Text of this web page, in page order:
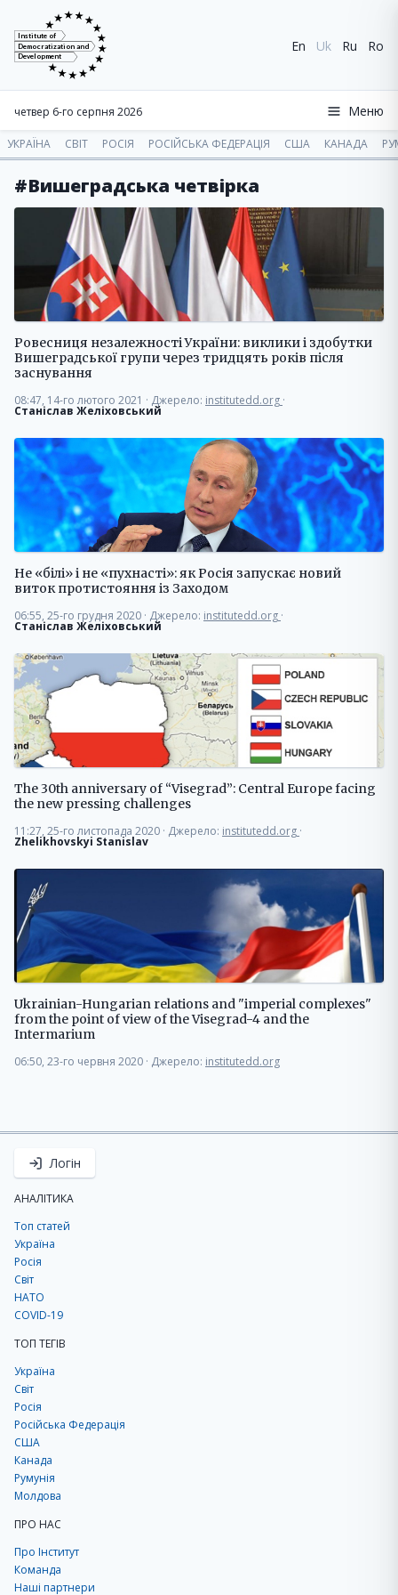
Institute of
Democratization and
Development
En Uk Ru Ro
четвер 6-го серпня 2026 Меню
УКРАЇНА СВІТ РОСІЯ РОСІЙСЬКА ФЕДЕРАЦІЯ США КАНАДА
#Вишеградська четвірка
Ровесниця незалежності України: виклики і здобутки
Вишеградської групи через тридцять років після
заснування
08:47, 14-го лютого 2021 · Джерело: institutedd.org ·
Станіслав Желіховський
Не «білі» і не «пухнасті»: як Росія запускає новий
виток протистояння із Заходом
06:55, 25-го грудня 2020 · Джерело: institutedd.org ·
Станіслав Желіховський
The 30th anniversary of “Visegrad”: Central Europe facing
the new pressing challenges
11:27, 25-го листопада 2020 · Джерело: institutedd.org ·
Zhelikhovskyi Stanislav
Ukrainian-Hungarian relations and "imperial complexes"
from the point of view of the Visegrad-4 and the
Intermarium
06:50, 23-го червня 2020 · Джерело: institutedd.org
Логін
АНАЛІТИКА
Топ статей
Україна
Росія
Світ
НАТО
COVID-19
ТОП ТЕГІВ
Україна
Світ
Росія
Російська Федерація
США
Канада
Румунія
Молдова
ПРО НАС
Про Інститут
Команда
Наші партнери